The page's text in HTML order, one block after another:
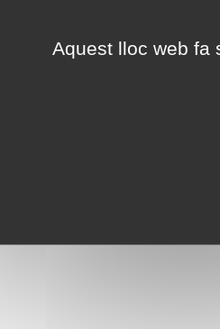
Aquest lloc web fa